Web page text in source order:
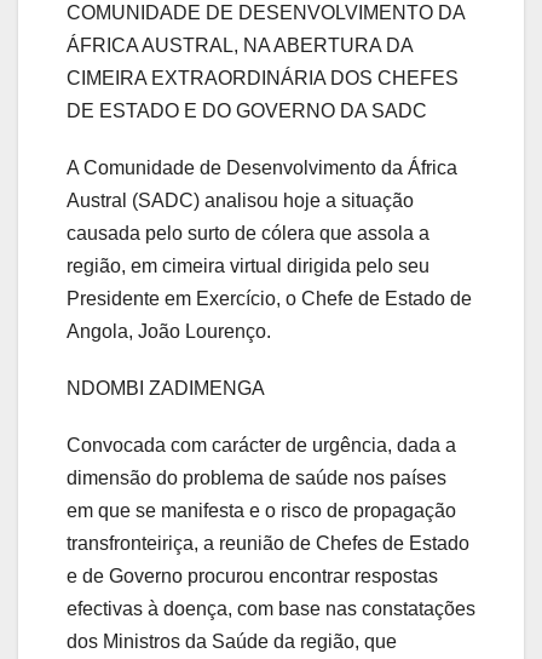
COMUNIDADE DE DESENVOLVIMENTO DA
ÁFRICA AUSTRAL, NA ABERTURA DA
CIMEIRA EXTRAORDINÁRIA DOS CHEFES
DE ESTADO E DO GOVERNO DA SADC
A Comunidade de Desenvolvimento da África
Austral (SADC) analisou hoje a situação
causada pelo surto de cólera que assola a
região, em cimeira virtual dirigida pelo seu
Presidente em Exercício, o Chefe de Estado de
Angola, João Lourenço.
NDOMBI ZADIMENGA
Convocada com carácter de urgência, dada a
dimensão do problema de saúde nos países
em que se manifesta e o risco de propagação
transfronteiriça, a reunião de Chefes de Estado
e de Governo procurou encontrar respostas
efectivas à doença, com base nas constatações
dos Ministros da Saúde da região, que